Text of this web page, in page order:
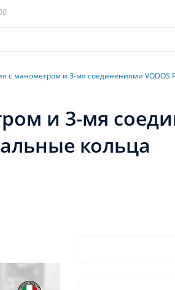
с манометром и 3-мя соединениями VODOS
и 3-мя
кольца